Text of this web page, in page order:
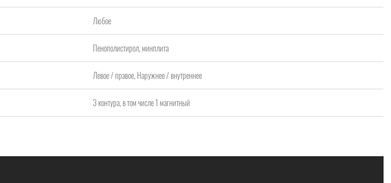
Любое
Пенополистирол, минплита
Левое / правое, Наружнее / внутреннее
3 контура, в том числе 1 магнитный